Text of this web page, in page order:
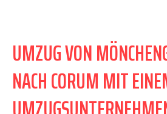
UMZUG VON
NACH CORUM MIT